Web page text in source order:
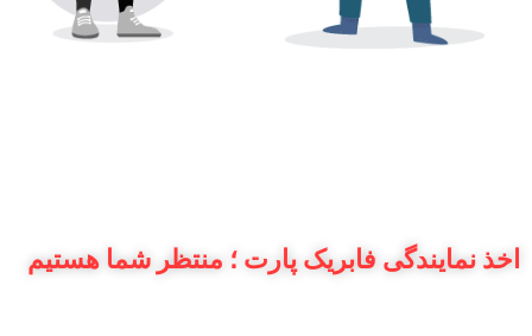
اخذ نمایندگی فابریک پارت ؛ منتظر شما هستیم